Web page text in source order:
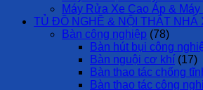
Máy Rửa Xe Cao Áp &
TỦ ĐỒ NGHỀ & NỘI THẤT NHÀ
Bàn công nghiệp (78)
Bàn hút bụi công
Bàn nguội cơ khí (17)
Bàn thao tác chống
Bàn thao tác công